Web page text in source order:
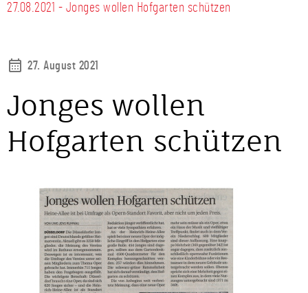
27.08.2021 - Jonges wollen Hofgarten schützen
27. August 2021
Jonges wollen
Hofgarten schützen